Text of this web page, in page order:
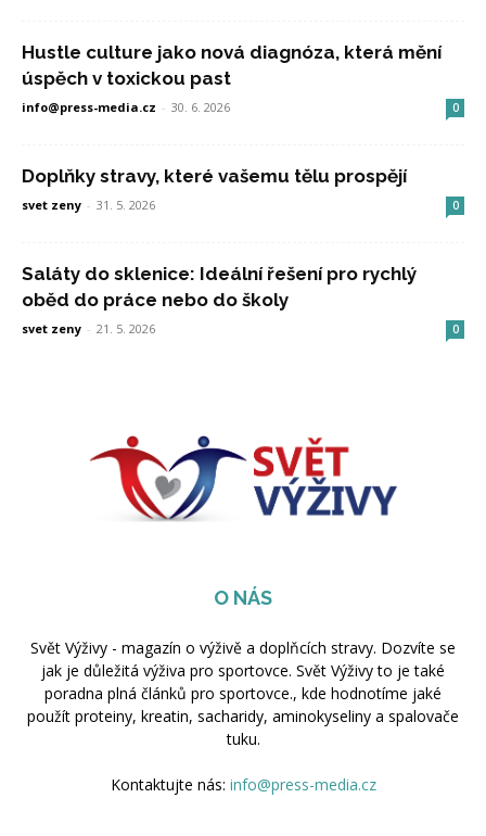
Hustle culture jako nová diagnóza, která mění
úspěch v toxickou past
info@press-media.cz - 30. 6. 2026 0
Doplňky stravy, které vašemu tělu prospějí
svet zeny - 31. 5. 2026 0
Saláty do sklenice: Ideální řešení pro rychlý
oběd do práce nebo do školy
svet zeny - 21. 5. 2026 0
O NÁS
Svět Výživy - magazín o výživě a doplňcích stravy. Dozvíte se
jak je důležitá výživa pro sportovce. Svět Výživy to je také
poradna plná článků pro sportovce., kde hodnotíme jaké
použít proteiny, kreatin, sacharidy, aminokyseliny a spalovače
tuku.
Kontaktujte nás: info@press-media.cz